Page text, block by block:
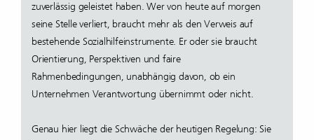
zuverlässig geleistet haben. Wer von heute auf morgen
seine Stelle verliert, braucht mehr als den Verweis auf
bestehende Sozialhilfeinstrumente. Er oder sie braucht
Orientierung, Perspektiven und faire
Rahmenbedingungen, unabhängig davon, ob ein
Unternehmen Verantwortung übernimmt oder nicht.
Genau hier liegt die Schwäche der heutigen Regelung: Sie